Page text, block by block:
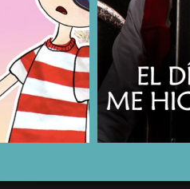
COMPARTIR